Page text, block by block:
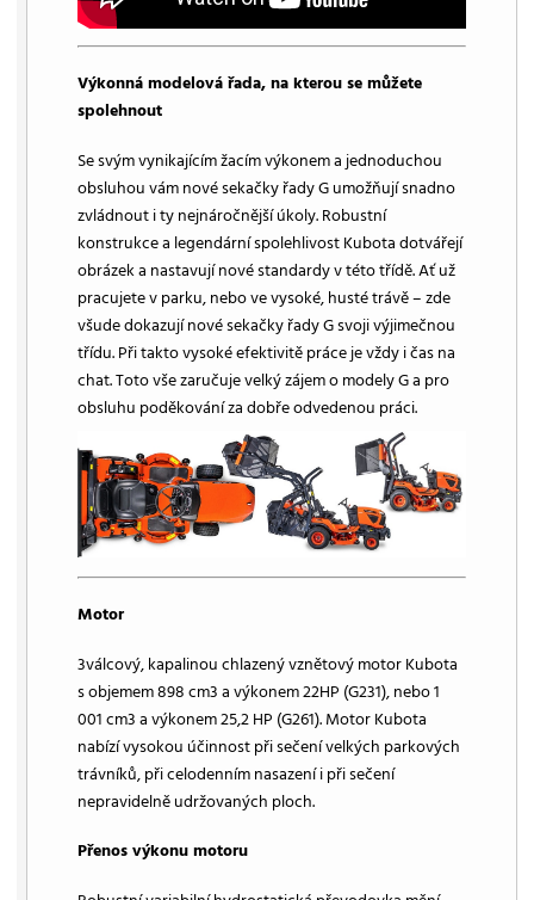
Výkonná modelová řada, na kterou se můžete
spolehnout
Se svým vynikajícím žacím výkonem a jednoduchou
obsluhou vám nové sekačky řady G umožňují snadno
zvládnout i ty nejnáročnější úkoly. Robustní
konstrukce a legendární spolehlivost Kubota dotvářejí
obrázek a nastavují nové standardy v této třídě. Ať už
pracujete v parku, nebo ve vysoké, husté trávě – zde
všude dokazují nové sekačky řady G svoji výjimečnou
třídu. Při takto vysoké efektivitě práce je vždy i čas na
chat. Toto vše zaručuje velký zájem o modely G a pro
obsluhu poděkování za dobře odvedenou práci.
Motor
3válcový, kapalinou chlazený vznětový motor Kubota
s objemem 898 cm3 a výkonem 22HP (G231), nebo 1
001 cm3 a výkonem 25,2 HP (G261). Motor Kubota
nabízí vysokou účinnost při sečení velkých parkových
trávníků, při celodenním nasazení i při sečení
nepravidelně udržovaných ploch.
Přenos výkonu motoru